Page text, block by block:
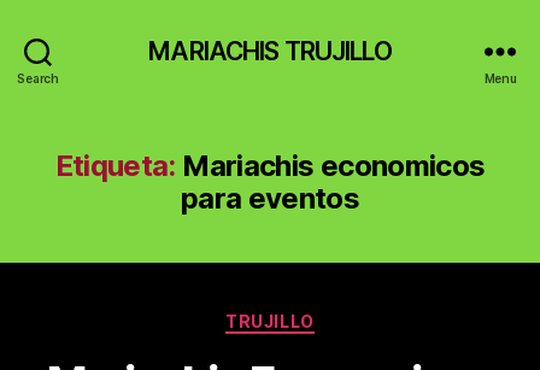
Search
MARIACHIS TRUJILLO
Menu
Etiqueta: Mariachis economicos
para eventos
Categories
TRUJILLO